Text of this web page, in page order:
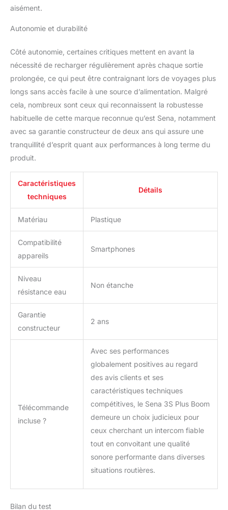
aisément.
Autonomie et durabilité
Côté autonomie, certaines critiques mettent en avant la
nécessité de recharger régulièrement après chaque sortie
prolongée, ce qui peut être contraignant lors de voyages plus
longs sans accès facile à une source d’alimentation. Malgré
cela, nombreux sont ceux qui reconnaissent la robustesse
habituelle de cette marque reconnue qu’est Sena, notamment
avec sa garantie constructeur de deux ans qui assure une
tranquillité d’esprit quant aux performances à long terme du
produit.
Caractéristiques
techniques
Détails
Matériau Plastique
Compatibilité
appareils
Smartphones
Niveau
résistance eau
Non étanche
Garantie
constructeur
2 ans
Télécommande
incluse ?
Avec ses performances
globalement positives au regard
des avis clients et ses
caractéristiques techniques
compétitives, le Sena 3S Plus Boom
demeure un choix judicieux pour
ceux cherchant un intercom fiable
tout en convoitant une qualité
sonore performante dans diverses
situations routières.
Bilan du test